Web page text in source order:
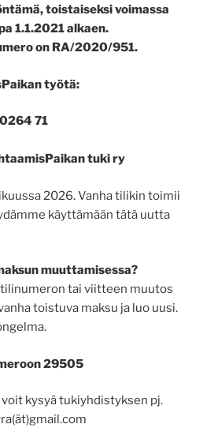
toistaiseksi voimassa
1.1.2021 alkaen.
on RA/2020/951.
työtä:
71
tuki ry
2026. Vanha tilikin toimii
käyttämään tätä uutta
muuttamisessa?
tai viitteen muutos
toistuva maksu ja luo uusi.
29505
kysyä tukiyhdistyksen pj.